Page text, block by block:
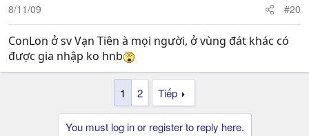
8/11/09 #20
ConLon ở sv Vạn Tiên à mọi người, ở vùng đát khác có
được gia nhập ko hnb
1 2 Tiếp
You must log in or register to reply here.